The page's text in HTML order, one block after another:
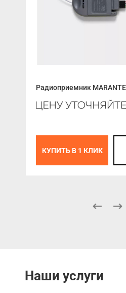
Радиоприемник
КУПИТЬ В 1 КЛИК
Наши услуги